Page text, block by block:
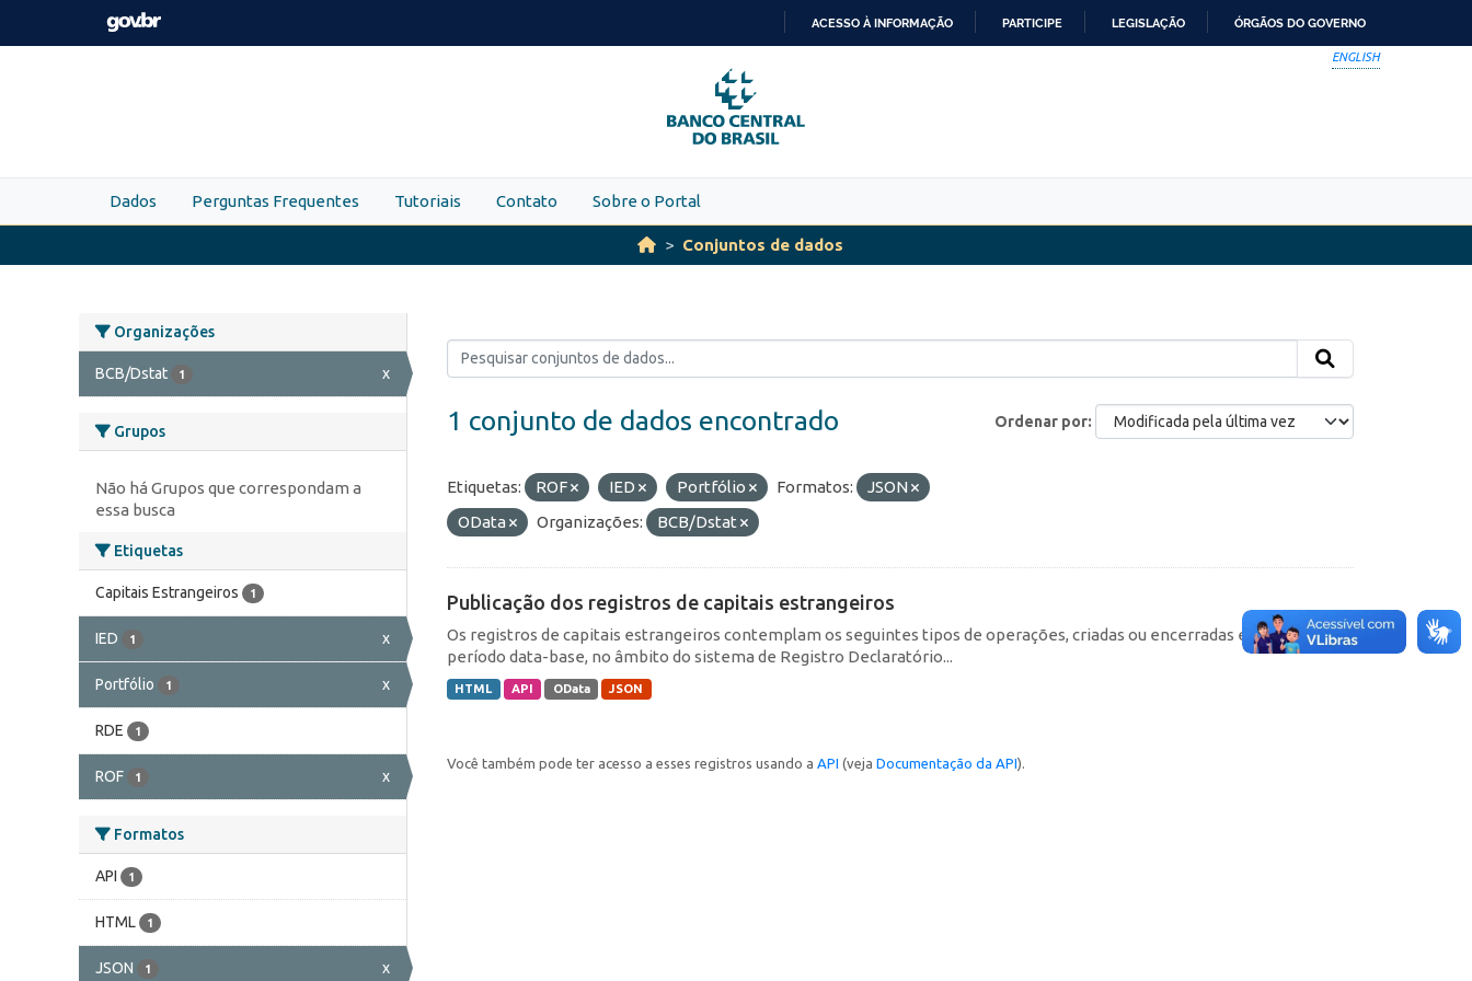
Skip to main content
PARA
O
CONTEÚDO
ACESSO À INFORMAÇÃO PARTICIPE LEGISLAÇÃO ÓRGÃOS DO GOVERNO
ENGLISH
Dados Perguntas Frequentes Tutoriais Contato Sobre o Portal
Conjuntos de dados
Organizações
BCB/Dstat 1 x
Grupos
Não há Grupos que correspondam a
essa busca
Etiquetas
Capitais Estrangeiros 1
IED 1 x
Portfólio 1 x
RDE 1
ROF 1 x
Formatos
API 1
HTML 1
JSON 1 x
Ordenar por
1 conjunto de dados encontrado
Etiquetas: ROF IED Portfólio Formatos:
JSON
OData
Organizações: BCB/Dstat
Publicação dos registros de capitais estrangeiros
Os registros de capitais estrangeiros contemplam os seguintes tipos de operações, criadas ou encerradas em cada
período data-base, no âmbito do sistema de Registro Declaratório...
HTML API OData JSON
Você também pode ter acesso a esses registros usando a API (veja Documentação da API).